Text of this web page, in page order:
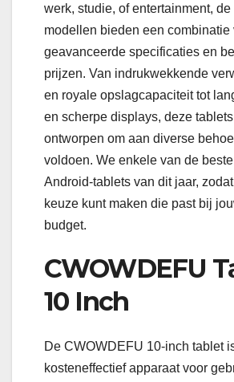
werk, studie, of entertainment,
modellen bieden een combinatie
geavanceerde specificaties en
prijzen. Van indrukwekkende
en royale opslagcapaciteit tot
en scherpe displays, deze
ontworpen om aan diverse
voldoen. We enkele van de
Android-tablets van dit jaar,
keuze kunt maken die past bij
budget.
CWOWDEFU
10 Inch
De CWOWDEFU 10-inch tablet
kosteneffectief apparaat voor